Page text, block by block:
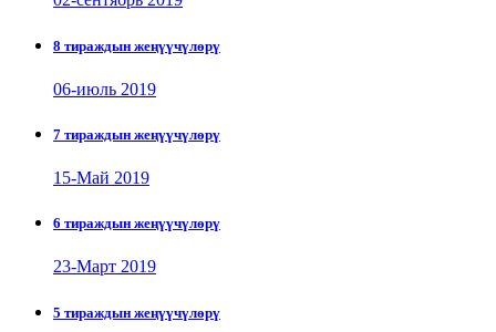
8 тираждын жеңүүчүлөрү
06-июль 2019
7 тираждын жеңүүчүлөрү
15-Май 2019
6 тираждын жеңүүчүлөрү
23-Март 2019
5 тираждын жеңүүчүлөрү